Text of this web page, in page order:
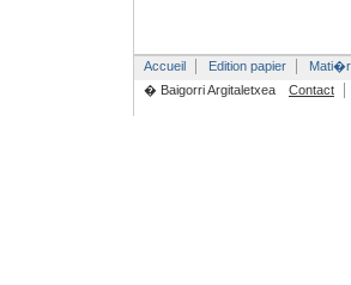
Accueil Edition papier
� Baigorri Argitaletxea
Contact